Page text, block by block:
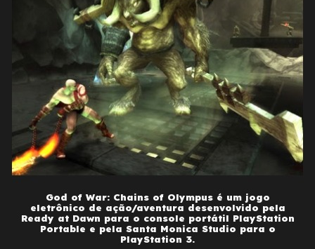
God of War: Chains of Olympus é um jogo
eletrônico de ação/aventura desenvolvido pela
Ready at Dawn para o console portátil PlayStation
Portable e pela Santa Monica Studio para o
PlayStation 3.